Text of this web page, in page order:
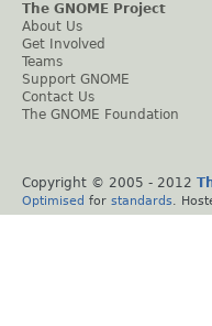
The GNOME Project
About Us
Get Involved
Teams
Support GNOME
Contact Us
The GNOME Foundation
Copyright © 2005 - 2012
Optimised for standards .